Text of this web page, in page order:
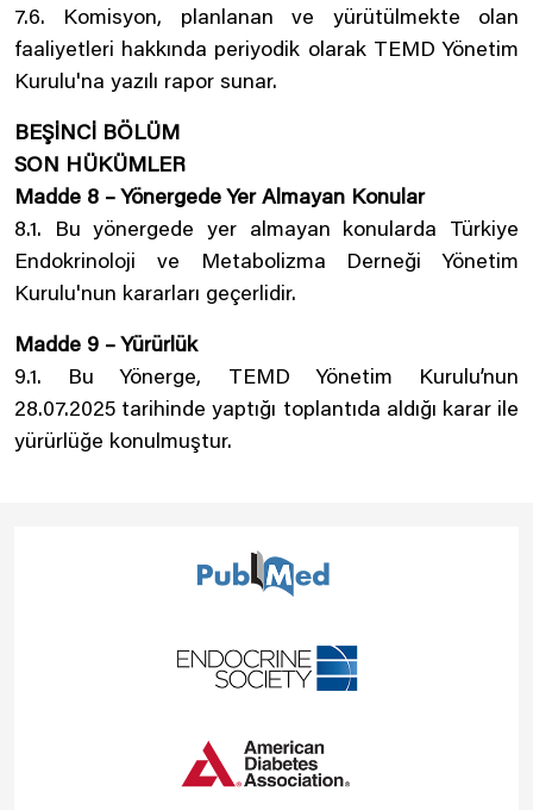
7.6. Komisyon, planlanan ve yürütülmekte olan
faaliyetleri hakkında periyodik olarak TEMD Yönetim
Kurulu'na yazılı rapor sunar.
BEŞİNCİ BÖLÜM
SON HÜKÜMLER
Madde 8 – Yönergede Yer Almayan Konular
8.1. Bu yönergede yer almayan konularda Türkiye
Endokrinoloji ve Metabolizma Derneği Yönetim
Kurulu'nun kararları geçerlidir.
Madde 9 – Yürürlük
9.1. Bu Yönerge, TEMD Yönetim Kurulu’nun
28.07.2025 tarihinde yaptığı toplantıda aldığı karar ile
yürürlüğe konulmuştur.